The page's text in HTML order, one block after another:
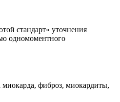
стандарт» уточнения
одномоментного
фиброз, миокардиты,